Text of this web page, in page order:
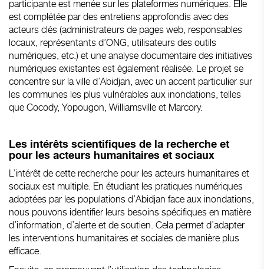
participante est menée sur les plateformes numériques. Elle
est complétée par des entretiens approfondis avec des
acteurs clés (administrateurs de pages web, responsables
locaux, représentants d’ONG, utilisateurs des outils
numériques, etc.) et une analyse documentaire des initiatives
numériques existantes est également réalisée. Le projet se
concentre sur la ville d’Abidjan, avec un accent particulier sur
les communes les plus vulnérables aux inondations, telles
que Cocody, Yopougon, Williamsville et Marcory.
Les intérêts scientifiques de la recherche et
pour les acteurs humanitaires et sociaux
L’intérêt de cette recherche pour les acteurs humanitaires et
sociaux est multiple. En étudiant les pratiques numériques
adoptées par les populations d’Abidjan face aux inondations,
nous pouvons identifier leurs besoins spécifiques en matière
d’information, d’alerte et de soutien. Cela permet d’adapter
les interventions humanitaires et sociales de manière plus
efficace.